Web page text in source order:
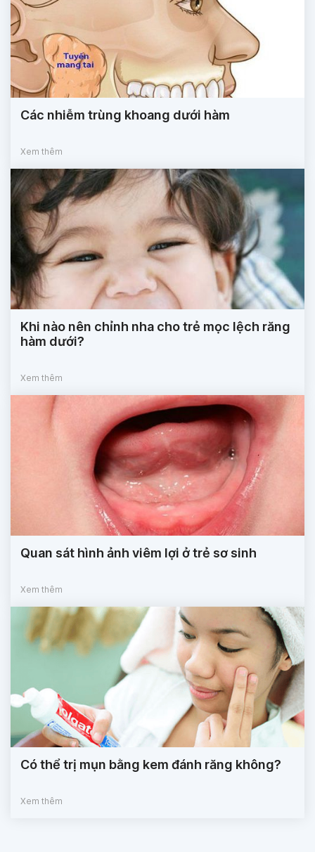
Các nhiễm trùng khoang dưới hàm
Xem thêm
Khi nào nên chỉnh nha cho trẻ mọc lệch răng
hàm dưới?
Xem thêm
Quan sát hình ảnh viêm lợi ở trẻ sơ sinh
Xem thêm
Có thể trị mụn bằng kem đánh răng không?
Xem thêm